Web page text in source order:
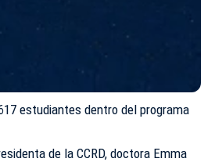
estudiantes dentro del programa
de la CCRD, doctora Emma